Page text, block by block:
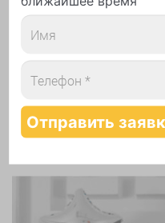
Арки и гирлянды из шаров